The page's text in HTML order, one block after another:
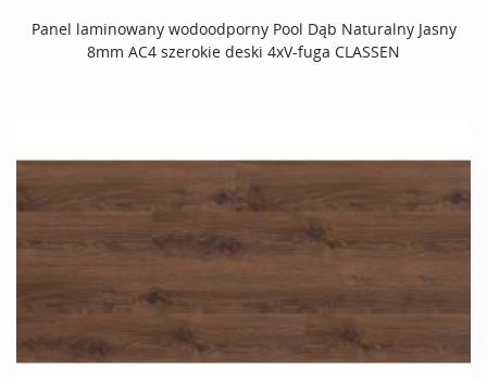
Panel laminowany wodoodporny Pool Dąb Naturalny Jasny
8mm AC4 szerokie deski 4xV-fuga CLASSEN